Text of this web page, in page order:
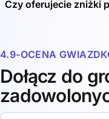
być używana do
cm. Chip jest
brudem i wilgocią.
przechowywać w
Czy oferujecie zniżki
2 Spreadly NFC
5 Spreadly NFC
10 Spreadly NFC
20 Spreadly NFC
50 Spreadly NFC
4.9-OCENA
Dołącz do